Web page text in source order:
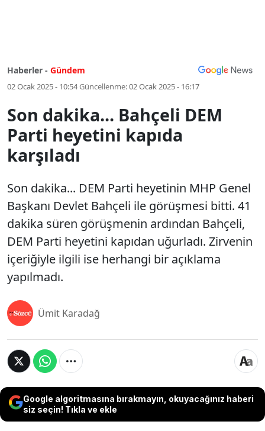
Haberler - Gündem
02 Ocak 2025 - 10:54Güncellenme:02 Ocak 2025 - 16:17
Son dakika... Bahçeli DEM
Parti heyetini kapıda
karşıladı
Son dakika... DEM Parti heyetinin MHP Genel
Başkanı Devlet Bahçeli ile görüşmesi bitti. 41
dakika süren görüşmenin ardından Bahçeli,
DEM Parti heyetini kapıdan uğurladı. Zirvenin
içeriğiyle ilgili ise herhangi bir açıklama
yapılmadı.
Ümit Karadağ
Google algoritmasına bırakmayın, okuyacağınız haberi
siz seçin! Tıkla ve ekle